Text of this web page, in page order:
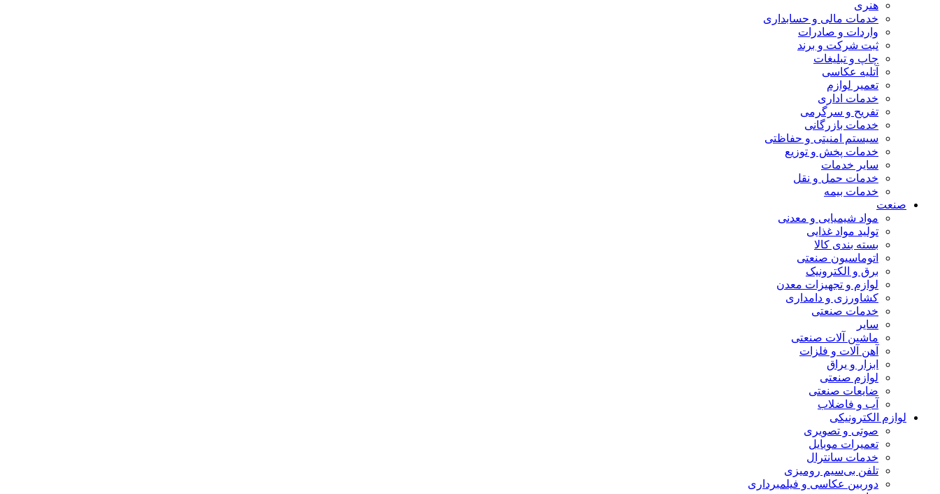
هنری
خدمات مالی و حسابداری
واردات و صادرات
ثبت شرکت و برند
چاپ و تبلیغات
آتلیه عکاسی
تعمیر لوازم
خدمات اداری
تفریح و سرگرمی
خدمات بازرگانی
سیستم امنیتی و حفاظتی
خدمات پخش و توزیع
سایر خدمات
خدمات حمل و نقل
خدمات بیمه
صنعت
مواد شیمیایی و معدنی
تولید مواد غذایی
بسته بندی کالا
اتوماسیون صنعتی
برق و الکترونیک
لوازم و تجهیزات معدن
کشاورزی و دامداری
خدمات صنعتی
سایر
ماشین آلات صنعتی
آهن آلات و فلزات
ابزار و یراق
لوازم صنعتی
ضایعات صنعتی
آب و فاضلاب
لوازم الکترونیکی
صوتی و تصویری
تعمیرات موبایل
خدمات سانترال
تلفن بی‌سیم رومیزی
دوربین عکاسی و فیلمبرداری